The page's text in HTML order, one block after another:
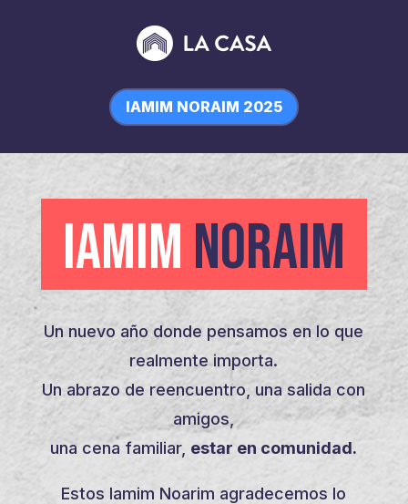
IAMIM NORAIM 2025
IAMIM NORAIM
Un nuevo año donde pensamos en lo que
realmente importa.
Un abrazo de reencuentro, una salida con
amigos,
una cena familiar, estar en comunidad.
Estos Iamim Noarim agradecemos lo